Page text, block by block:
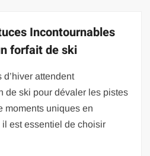
Incontournables
forfait de ski
attendent
de ski pour dévaler les pistes
moments uniques en
est essentiel de choisir